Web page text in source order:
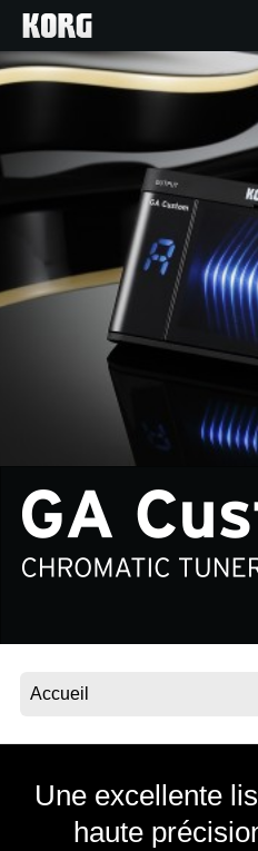
Accueil
Produits
Evénements
Support
Où acheter ?
News
Lieu
Une excellente
haute